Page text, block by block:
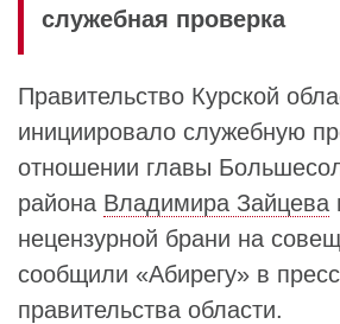
служебная проверка
Правительство Курской
инициировало служебную
отношении главы
района Владимира Зайцева
нецензурной брани на
сообщили «Абирегу» в
правительства области.